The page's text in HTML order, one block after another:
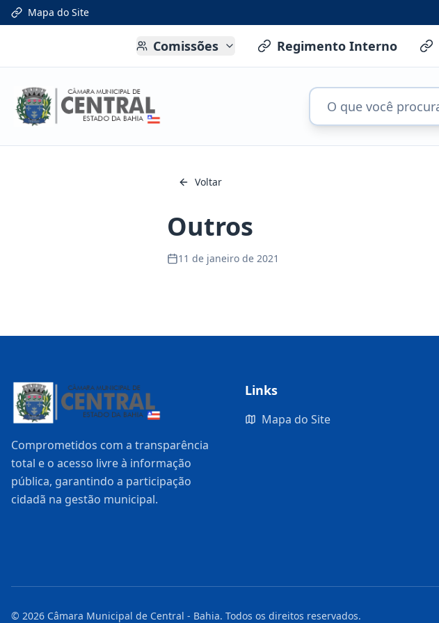
Mapa do Site
Comissões Regimento Interno
Voltar
Outros
11 de janeiro de 2021
Comprometidos com a transparência
total e o acesso livre à informação
pública, garantindo a participação
cidadã na gestão municipal.
Links
Mapa do Site
© 2026 Câmara Municipal de Central - Bahia. Todos os direitos reservados.